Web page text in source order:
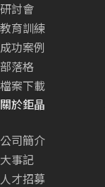
研討會
教育訓練
成功案例
部落格
檔案下載
關於鉅晶
公司簡介
大事記
人才招募